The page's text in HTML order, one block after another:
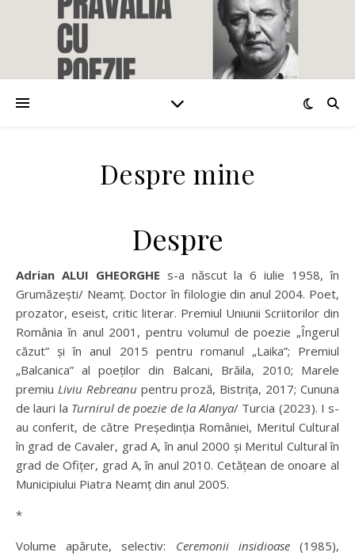
Despre mine
Despre
Adrian ALUI GHEORGHE s-a născut la 6 iulie 1958, în
Grumăzești/ Neamț. Doctor în filologie din anul 2004. Poet,
prozator, eseist, critic literar. Premiul Uniunii Scriitorilor din
România în anul 2001, pentru volumul de poezie „Îngerul
căzut” şi în anul 2015 pentru romanul „Laika”; Premiul
„Balcanica” al poeţilor din Balcani, Brăila, 2010; Marele
premiu Liviu Rebreanu pentru proză, Bistriţa, 2017; Cununa
de lauri la Turnirul de poezie de la Alanya/ Turcia (2023). I s-
au conferit, de către Președinția României, Meritul Cultural
în grad de Cavaler, grad A, în anul 2000 şi Meritul Cultural în
grad de Ofiţer, grad A, în anul 2010. Cetățean de onoare al
Municipiului Piatra Neamț din anul 2005.
*
Volume apărute, selectiv: Ceremonii insidioase(1985),